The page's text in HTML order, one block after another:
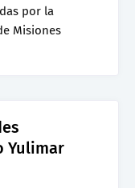
por la
Misiones
Yulimar